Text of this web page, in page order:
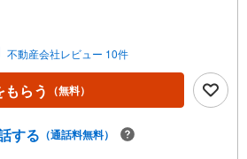
帖以上。土地約22坪・延床約31坪と、暮
でご確認いただけます。■品質・保証住ま
裏付けです。基礎は面で支えるベタ基
施済み。築2年以内の新しい住まい。ほか
ング・即引渡し可も備えます。■省エネ性能
に配慮した仕様です。熱を伝えにくい複層
エコジョーズも備えます。■アイマのサポー
不動産会社レビュー 10件
もらう （無料）
する （通話料無料）